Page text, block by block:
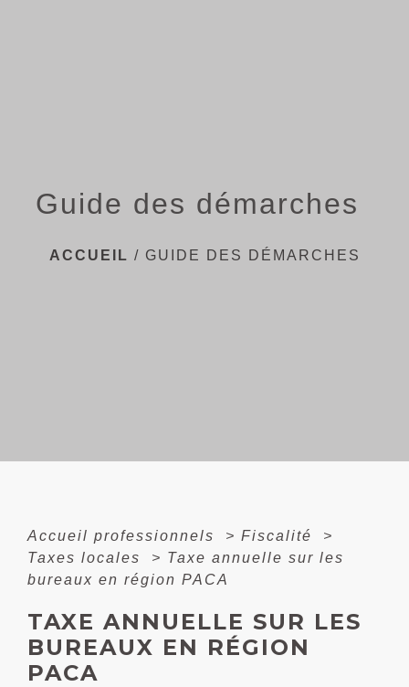
Guide des démarches
ACCUEIL / GUIDE DES DÉMARCHES
Accueil professionnels > Fiscalité
>
Taxes locales
> Taxe annuelle sur les
bureaux en région PACA
TAXE ANNUELLE SUR LES
BUREAUX EN RÉGION
PACA